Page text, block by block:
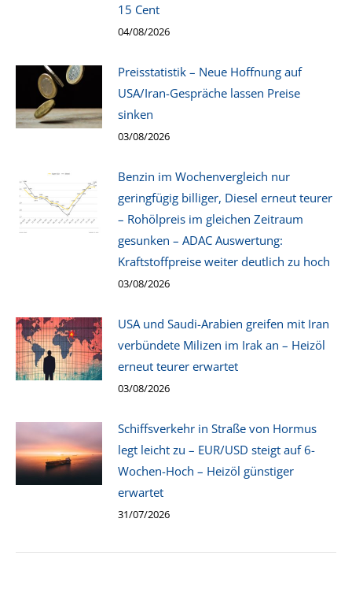
15 Cent
04/08/2026
Preisstatistik – Neue Hoffnung auf
USA/Iran-Gespräche lassen Preise
sinken
03/08/2026
Benzin im Wochenvergleich nur
geringfügig billiger, Diesel erneut teurer
– Rohölpreis im gleichen Zeitraum
gesunken – ADAC Auswertung:
Kraftstoffpreise weiter deutlich zu hoch
03/08/2026
USA und Saudi-Arabien greifen mit Iran
verbündete Milizen im Irak an – Heizöl
erneut teurer erwartet
03/08/2026
Schiffsverkehr in Straße von Hormus
legt leicht zu – EUR/USD steigt auf 6-
Wochen-Hoch – Heizöl günstiger
erwartet
31/07/2026